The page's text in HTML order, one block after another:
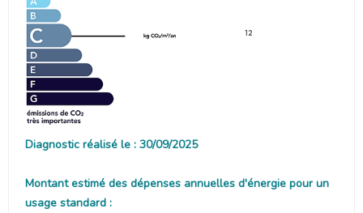
12
Diagnostic réalisé le : 30/09/2025
Montant estimé des dépenses annuelles d'énergie pour un
usage standard :